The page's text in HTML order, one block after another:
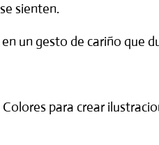
sienten.
un gesto de cariño que
para crear